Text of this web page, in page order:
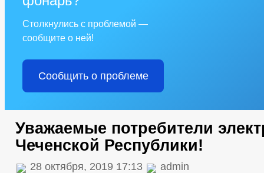
Столкнулись с проблемой —
сообщите о ней!
Сообщить о проблеме
Уважаемые потребители
Чеченской Республики!
28 октября, 2019 17:13 admin